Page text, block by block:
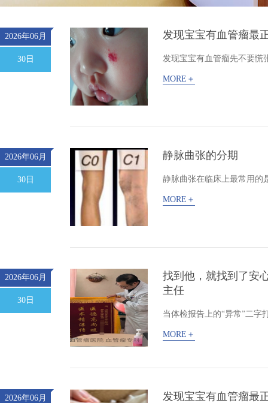
2026年06月
30日
发现宝宝有血管瘤最
发现宝宝有血管瘤先不要慌
MORE＋
2026年06月
30日
静脉曲张的分期
静脉曲张在临床上最常用的
MORE＋
2026年06月
30日
找到他，就找到了安
主任
当体检报告上的“异常”二字
MORE＋
2026年06月 发现宝宝有血管瘤最